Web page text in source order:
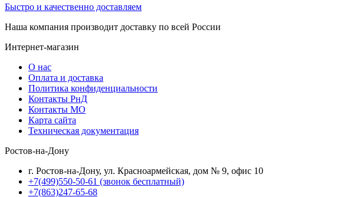
Быстро и качественно доставляем
Наша компания производит доставку по всей России
Интернет-магазин
О нас
Оплата и доставка
Политика конфиденциальности
Контакты РнД
Контакты МО
Карта сайта
Техническая документация
Ростов-на-Дону
г. Ростов-на-Дону, ул. Красноармейская, дом № 9, офис 10
+7(499)550-50-61 (звонок бесплатный)
+7(863)247-65-68